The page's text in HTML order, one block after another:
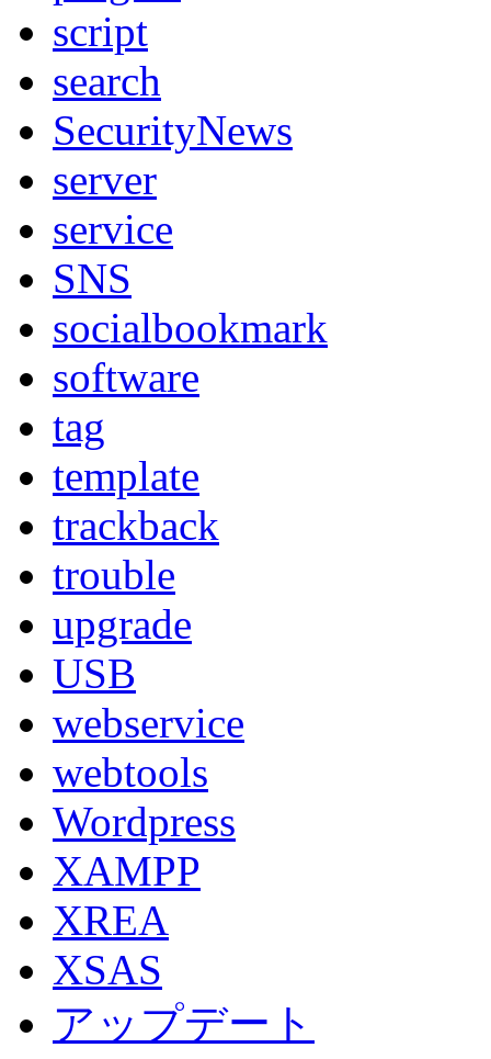
script
search
SecurityNews
server
service
SNS
socialbookmark
software
tag
template
trackback
trouble
upgrade
USB
webservice
webtools
Wordpress
XAMPP
XREA
XSAS
アップデート